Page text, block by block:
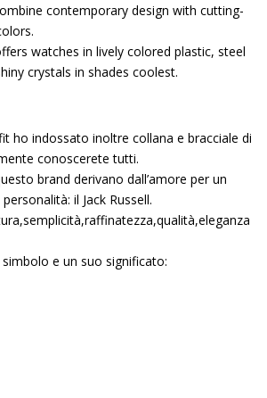
contemporary design with cutting-
watches in lively colored plastic, steel
crystals in shades coolest.
ho indossato inoltre collana e bracciale di
conoscerete tutti.
brand derivano dall’amore per un
il Jack Russell.
e un suo significato: